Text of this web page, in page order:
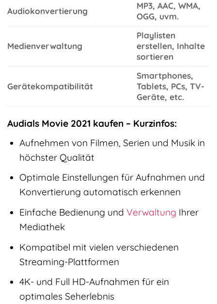
Audiokonvertierung
MP3, AAC, WMA,
OGG, uvm.
Medienverwaltung
Playlisten
erstellen, Inhalte
sortieren
Gerätekompatibilität
Smartphones,
Tablets, PCs, TV-
Geräte, etc.
Audials Movie 2021 kaufen – Kurzinfos:
Aufnehmen von Filmen, Serien und Musik in
höchster Qualität
Optimale Einstellungen für Aufnahmen und
Konvertierung automatisch erkennen
Einfache Bedienung und Verwaltung Ihrer
Mediathek
Kompatibel mit vielen verschiedenen
Streaming-Plattformen
4K- und Full HD-Aufnahmen für ein
optimales Seherlebnis